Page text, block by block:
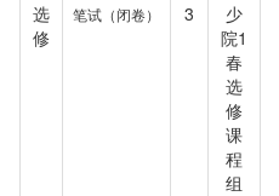
选
修
笔试（闭卷） 3
少
院1
春
选
修
课
程
组